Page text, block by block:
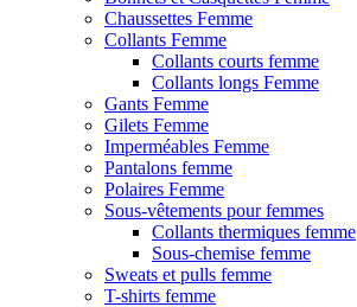
Chaussettes Femme
Collants Femme
Collants courts femme
Collants longs Femme
Gants Femme
Gilets Femme
Imperméables Femme
Pantalons femme
Polaires Femme
Sous-vêtements pour femmes
Collants thermiques femme
Sous-chemise femme
Sweats et pulls femme
T-shirts femme